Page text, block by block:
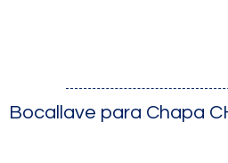
Bocallave para Chapa